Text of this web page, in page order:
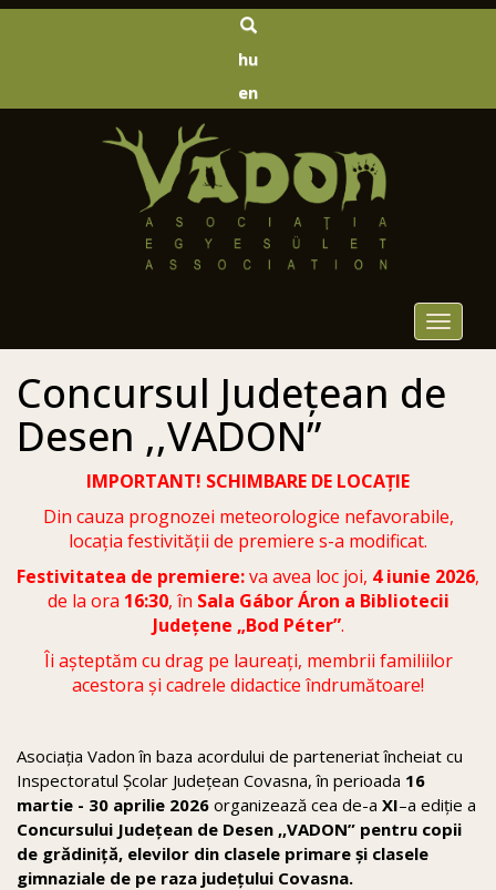
hu
en
Toggle
Concursul Judeţean de
Desen ,,VADON”
IMPORTANT! SCHIMBARE DE LOCAȚIE
Din cauza prognozei meteorologice nefavorabile,
locația festivității de premiere s-a modificat.
Festivitatea de premiere:va avea loc joi, 4 iunie 2026,
de la ora 16:30, în Sala Gábor Áron a Bibliotecii
Județene „Bod Péter”.
Îi așteptăm cu drag pe laureați, membrii familiilor
acestora și cadrele didactice îndrumătoare!
Asociația Vadon în baza acordului de parteneriat încheiat cu
Inspectoratul Şcolar Judeţean Covasna, în perioada 16
martie - 30 aprilie 2026 organizează cea de-a XI–a ediţie a
Concursului Judeţean de Desen ,,VADON” pentru copii
de grădiniță, elevilor din clasele primare şi clasele
gimnaziale de pe raza județului Covasna.